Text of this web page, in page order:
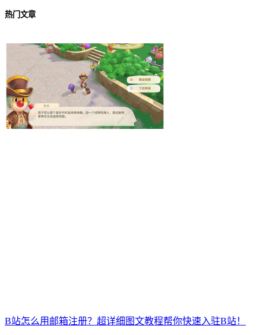
热门文章
B站怎么用邮箱注册？超详细图文教程帮你快速入驻B站！